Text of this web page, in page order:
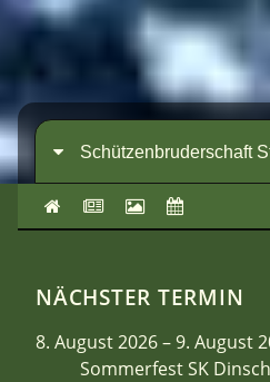
NÄCHSTER TERMIN
8. August 2026 – 9. August
Sommerfest SK